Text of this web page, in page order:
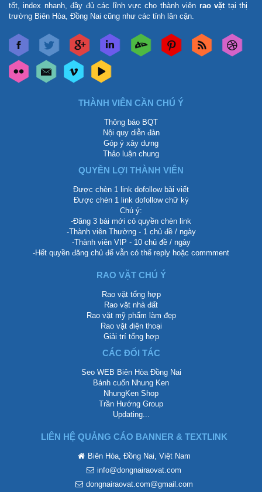
tốt, index nhanh, đầy đủ các lĩnh vực cho thành viên rao vặttại thị
trường Biên Hòa, Đồng Nai cũng như các tỉnh lân cận.
THÀNH VIÊN CẦN CHÚ Ý
Thông báo BQT
Nội quy diễn đàn
Góp ý xây dựng
Thảo luận chung
QUYỀN LỢI THÀNH VIÊN
Được chèn 1 link dofollow bài viết
Được chèn 1 link dofollow chữ ký
Chú ý:
-Đăng 3 bài mới có quyền chèn link
-Thành viên Thường - 1 chủ đề / ngày
-Thành viên VIP - 10 chủ đề / ngày
-Hết quyền đăng chủ để vẫn có thể reply hoặc commment
RAO VẶT CHÚ Ý
Rao vặt tổng hợp
Rao vặt nhà đất
Rao vặt mỹ phẩm làm đẹp
Rao vặt điện thoại
Giải trí tổng hợp
CÁC ĐỐI TÁC
Seo WEB Biên Hòa Đồng Nai
Bánh cuốn Nhung Ken
NhungKen Shop
Trần Hướng Group
Updating...
LIÊN HỆ QUẢNG CÁO BANNER & TEXTLINK
Biên Hòa, Đồng Nai, Việt Nam
info@dongnairaovat.com
dongnairaovat.com@gmail.com